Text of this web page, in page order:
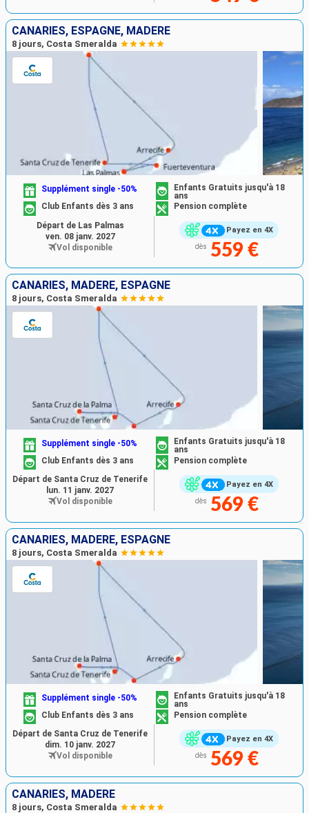
CANARIES, ESPAGNE, MADÈRE
8 jours, Costa Smeralda
Payez en 4X
Supplément single -50%
Enfants Gratuits jusqu'à 18
ans
Club Enfants dès 3 ans
Pension complète
dès 559 €
Départ de Las Palmas
ven. 08 janv. 2027
Vol disponible
CANARIES, MADÈRE, ESPAGNE
8 jours, Costa Smeralda
Payez en 4X
Supplément single -50%
Enfants Gratuits jusqu'à 18
ans
Club Enfants dès 3 ans
Pension complète
dès 569 €
Départ de Santa Cruz de Tenerife
lun. 11 janv. 2027
Vol disponible
CANARIES, MADÈRE, ESPAGNE
8 jours, Costa Smeralda
Payez en 4X
Supplément single -50%
Enfants Gratuits jusqu'à 18
ans
Club Enfants dès 3 ans
Pension complète
dès 569 €
Départ de Santa Cruz de Tenerife
dim. 10 janv. 2027
Vol disponible
CANARIES, MADÈRE
8 jours, Costa Smeralda